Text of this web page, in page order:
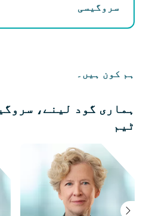
سروگیسی
ہم کون ہیں۔
ہماری گود لینے،
ٹیم